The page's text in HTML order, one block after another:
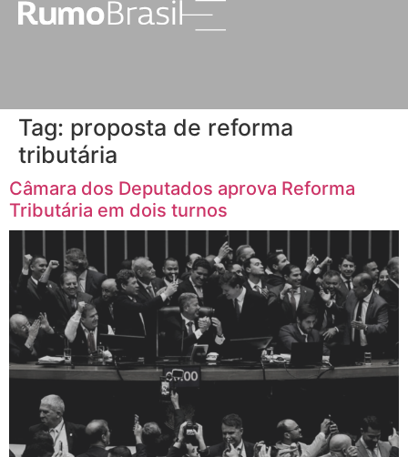
Tag: proposta de reforma
tributária
Câmara dos Deputados aprova Reforma
Tributária em dois turnos